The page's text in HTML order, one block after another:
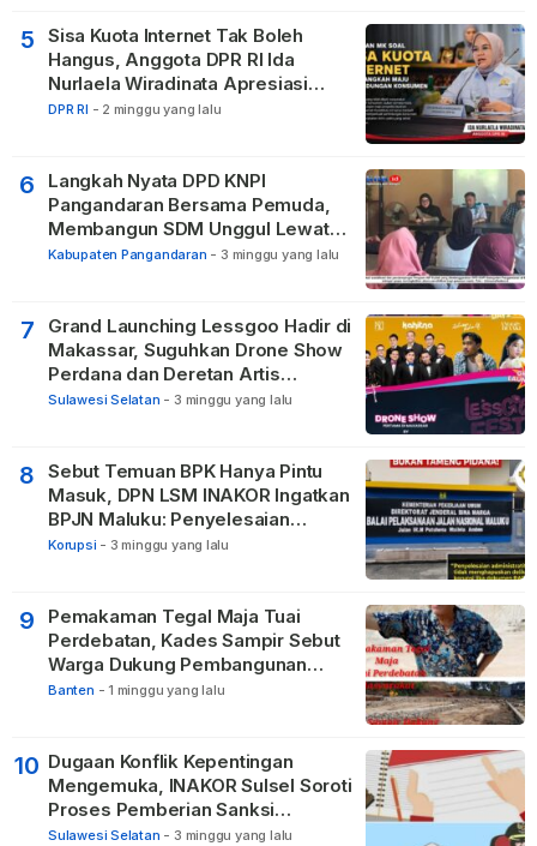
5
Sisa Kuota Internet Tak Boleh
Hangus, Anggota DPR RI Ida
Nurlaela Wiradinata Apresiasi
Putusan MK
DPR RI - 2 minggu yang lalu
6
Langkah Nyata DPD KNPI
Pangandaran Bersama Pemuda,
Membangun SDM Unggul Lewat
Pendidikan
Kabupaten Pangandaran - 3 minggu yang lalu
7
Grand Launching Lessgoo Hadir di
Makassar, Suguhkan Drone Show
Perdana dan Deretan Artis
Nasional
Sulawesi Selatan - 3 minggu yang lalu
8
Sebut Temuan BPK Hanya Pintu
Masuk, DPN LSM INAKOR Ingatkan
BPJN Maluku: Penyelesaian
Administratif Tidak Menghapus
Pidana
Korupsi - 3 minggu yang lalu
9
Pemakaman Tegal Maja Tuai
Perdebatan, Kades Sampir Sebut
Warga Dukung Pembangunan
TPBU karena Dinilai Bawa Manfaat
Banten - 1 minggu yang lalu
10 Dugaan Konflik Kepentingan
Mengemuka, INAKOR Sulsel Soroti
Proses Pemberian Sanksi
terhadap ASN di Bone
Sulawesi Selatan - 3 minggu yang lalu